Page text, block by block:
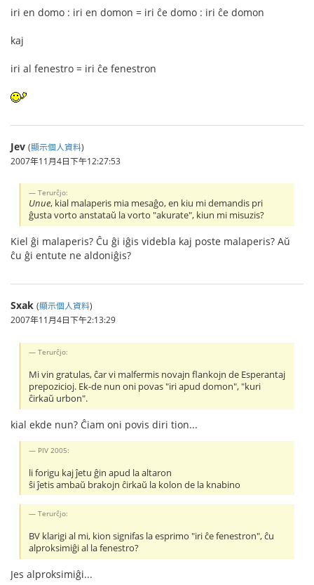
iri en domo : iri en domon = iri ĉe domo : iri ĉe domon
kaj
iri al fenestro = iri ĉe fenestron
Jev (顯示個人資料)
2007年11月4日下午12:27:53
Terurĉjo:
Unue, kial malaperis mia mesaĝo, en kiu mi demandis pri
ĝusta vorto anstataŭ la vorto "akurate", kiun mi misuzis?
Kiel ĝi malaperis? Ĉu ĝi iĝis videbla kaj poste malaperis? Aŭ
ĉu ĝi entute ne aldoniĝis?
Sxak (顯示個人資料)
2007年11月4日下午2:13:29
Terurĉjo:
Mi vin gratulas, ĉar vi malfermis novajn flankojn de Esperantaj
prepozicioj. Ek-de nun oni povas "iri apud domon", "kuri
ĉirkaŭ urbon".
kial ekde nun? Ĉiam oni povis diri tion...
PIV 2005:
li forigu kaj ĵetu ĝin apud la altaron
ŝi ĵetis ambaŭ brakojn ĉirkaŭ la kolon de la knabino
Terurĉjo:
BV klarigi al mi, kion signifas la esprimo "iri ĉe fenestron", ĉu
alproksimiĝi al la fenestro?
Jes alproksimiĝi...